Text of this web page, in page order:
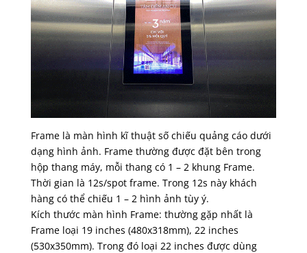
Frame là màn hình kĩ thuật số chiếu quảng cáo dưới
dạng hình ảnh. Frame thường được đặt bên trong
hộp thang máy, mỗi thang có 1 – 2 khung Frame.
Thời gian là 12s/spot frame. Trong 12s này khách
hàng có thể chiếu 1 – 2 hình ảnh tùy ý.
Kích thước màn hình Frame: thường gặp nhất là
Frame loại 19 inches (480x318mm), 22 inches
(530x350mm). Trong đó loại 22 inches được dùng